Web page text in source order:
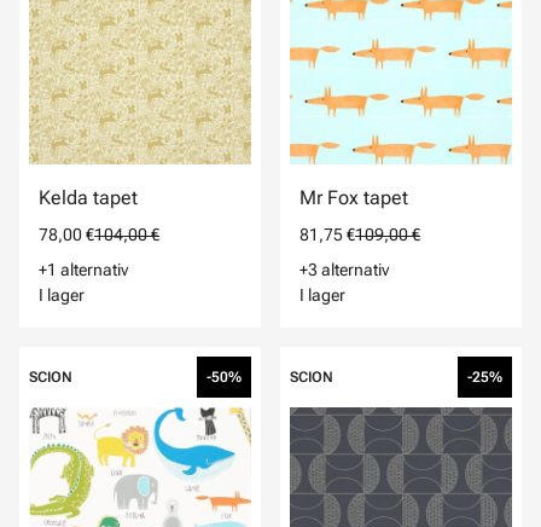
Kelda tapet
78,00 €104,00 €
+1 alternativ
I lager
Mr Fox tapet
81,75 €109,00 €
+3 alternativ
I lager
SCION -50% SCION -25%